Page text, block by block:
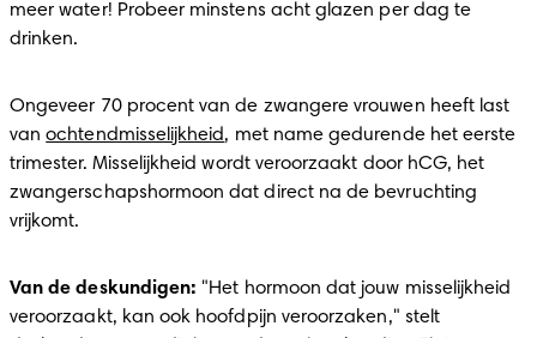
meer water! Probeer minstens acht glazen per dag te
drinken.
Ongeveer 70 procent van de zwangere vrouwen heeft last
van ochtendmisselijkheid, met name gedurende het eerste
trimester. Misselijkheid wordt veroorzaakt door hCG, het
zwangerschapshormoon dat direct na de bevruchting
vrijkomt.
Van de deskundigen: "Het hormoon dat jouw misselijkheid
veroorzaakt, kan ook hoofdpijn veroorzaken," stelt